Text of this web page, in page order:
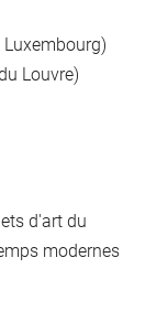
Louvre)
d'art du
modernes